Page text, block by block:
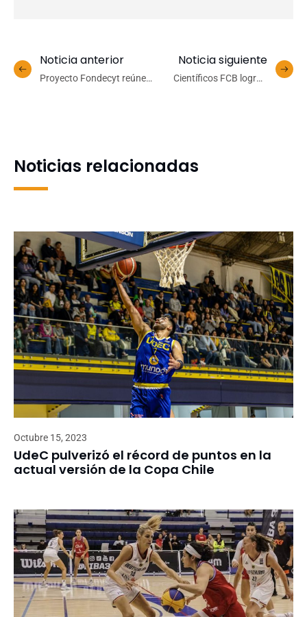
Noticia anterior
Proyecto Fondecyt reúne a
Noticia siguiente
Científicos FCB logran
Noticias relacionadas
Octubre 15, 2023
UdeC pulverizó el récord de puntos en la
actual versión de la Copa Chile